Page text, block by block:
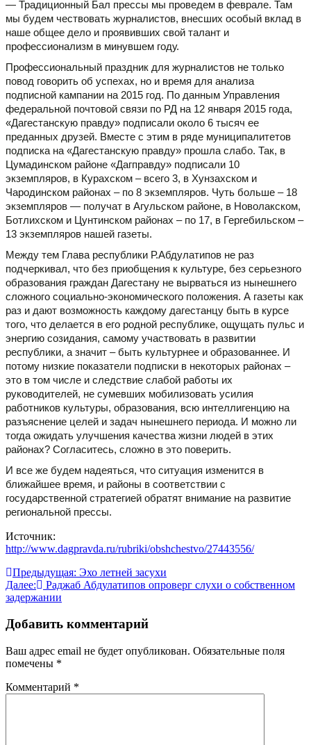
— Традиционный Бал прессы мы проведем в феврале. Там
мы будем чествовать журналистов, внесших особый вклад в
наше общее дело и проявивших свой талант и
профессионализм в минувшем году.
Профессиональный праздник для журналистов не только
повод говорить об успехах, но и время для анализа
подписной кампании на 2015 год. По данным Управления
федеральной почтовой связи по РД на 12 января 2015 года,
«Дагестанскую правду» подписали около 6 тысяч ее
преданных друзей. Вместе с этим в ряде муниципалитетов
подписка на «Дагестанскую правду» прошла слабо. Так, в
Цумадинском районе «Дагправду» подписали 10
экземпляров, в Курахском – всего 3, в Хунзахском и
Чародинском районах – по 8 экземпляров. Чуть больше – 18
экземпляров — получат в Агульском районе, в Новолакском,
Ботлихском и Цунтинском районах – по 17, в Гергебильском –
13 экземпляров нашей газеты.
Между тем Глава республики Р.Абдулатипов не раз
подчеркивал, что без приобщения к культуре, без серьезного
образования граждан Дагестану не вырваться из нынешнего
сложного социально-экономического положения. А газеты как
раз и дают возможность каждому дагестанцу быть в курсе
того, что делается в его родной республике, ощущать пульс и
энергию созидания, самому участвовать в развитии
республики, а значит – быть культурнее и образованнее. И
потому низкие показатели подписки в некоторых районах –
это в том числе и следствие слабой работы их
руководителей, не сумевших мобилизовать усилия
работников культуры, образования, всю интеллигенцию на
разъяснение целей и задач нынешнего периода. И можно ли
тогда ожидать улучшения качества жизни людей в этих
районах? Согласитесь, сложно в это поверить.
И все же будем надеяться, что ситуация изменится в
ближайшее время, и районы в соответствии с
государственной стратегией обратят внимание на развитие
региональной прессы.
Источник:
http://www.dagpravda.ru/rubriki/obshchestvo/27443556/
Навигация
по
Предыдущая: Эхо летней засухи
Далее:
Раджаб Абдулатипов опроверг слухи о собственном
задержании
Добавить комментарий
Ваш адрес email не будет опубликован. Обязательные поля
помечены *
Комментарий *